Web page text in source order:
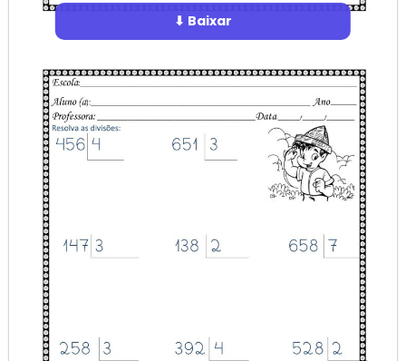
⬇ Baixar